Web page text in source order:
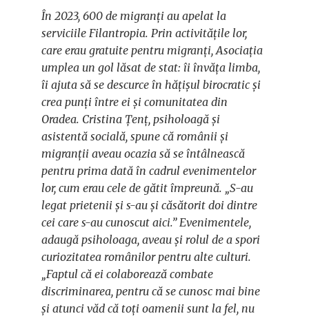
În 2023, 600 de migranți au apelat la
serviciile Filantropia. Prin activitățile lor,
care erau gratuite pentru migranți, Asociația
umplea un gol lăsat de stat: îi învăța limba,
îi ajuta să se descurce în hățișul birocratic și
crea punți între ei și comunitatea din
Oradea. Cristina Țenț, psiholoagă și
asistentă socială, spune că românii și
migranții aveau ocazia să se întâlnească
pentru prima dată în cadrul evenimentelor
lor, cum erau cele de gătit împreună. „S-au
legat prietenii și s-au și căsătorit doi dintre
cei care s-au cunoscut aici.” Evenimentele,
adaugă psiholoaga, aveau și rolul de a spori
curiozitatea românilor pentru alte culturi.
„Faptul că ei colaborează combate
discriminarea, pentru că se cunosc mai bine
și atunci văd că toți oamenii sunt la fel, nu